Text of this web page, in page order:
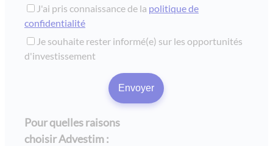
J'ai pris connaissance de la politique de
confidentialité
Je souhaite rester informé(e) sur les opportunités
d'investissement
Pour quelles raisons
choisir Advestim :